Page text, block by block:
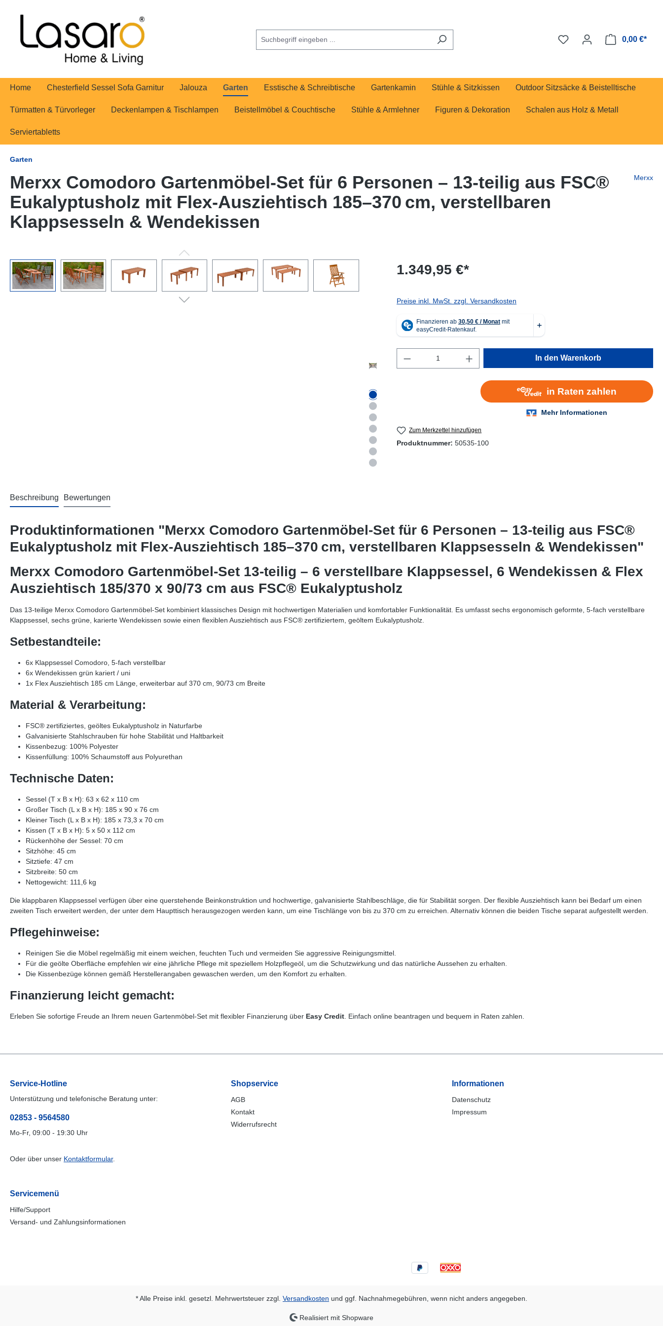
0,00 €*
Home Chesterfield Sessel Sofa Garnitur Jalouza Garten Esstische & Schreibtische Gartenkamin Stühle & Sitzkissen Outdoor Sitzsäcke & Beistelltische
Türmatten & Türvorleger Deckenlampen & Tischlampen Beistellmöbel & Couchtische Stühle & Armlehner Figuren & Dekoration Schalen aus Holz & Metall
Serviertabletts
Garten
Merxx Comodoro Gartenmöbel-Set für 6 Personen – 13-teilig aus FSC®
Eukalyptusholz mit Flex-Ausziehtisch 185–370 cm, verstellbaren
Klappsesseln & Wendekissen
Merxx
Bildergalerie überspringen 1.349,95 €*
Preise inkl. MwSt. zzgl. Versandkosten
Produkt Anzahl: Gib den gewünschten Wert ein
In den Warenkorb
Zum Merkzettel hinzufügen
Produktnummer: 50535-100
Beschreibung Bewertungen
Produktinformationen "Merxx Comodoro Gartenmöbel-Set für 6 Personen – 13-teilig aus FSC®
Eukalyptusholz mit Flex-Ausziehtisch 185–370 cm, verstellbaren Klappsesseln & Wendekissen"
Merxx Comodoro Gartenmöbel-Set 13-teilig – 6 verstellbare Klappsessel, 6 Wendekissen & Flex
Ausziehtisch 185/370 x 90/73 cm aus FSC® Eukalyptusholz
Das 13-teilige Merxx Comodoro Gartenmöbel-Set kombiniert klassisches Design mit hochwertigen Materialien und komfortabler Funktionalität. Es umfasst sechs ergonomisch geformte, 5-fach verstellbare
Klappsessel, sechs grüne, karierte Wendekissen sowie einen flexiblen Ausziehtisch aus FSC® zertifiziertem, geöltem Eukalyptusholz.
Setbestandteile:
6x Klappsessel Comodoro, 5-fach verstellbar
6x Wendekissen grün kariert / uni
1x Flex Ausziehtisch 185 cm Länge, erweiterbar auf 370 cm, 90/73 cm Breite
Material & Verarbeitung:
FSC® zertifiziertes, geöltes Eukalyptusholz in Naturfarbe
Galvanisierte Stahlschrauben für hohe Stabilität und Haltbarkeit
Kissenbezug: 100% Polyester
Kissenfüllung: 100% Schaumstoff aus Polyurethan
Technische Daten:
Sessel (T x B x H): 63 x 62 x 110 cm
Großer Tisch (L x B x H): 185 x 90 x 76 cm
Kleiner Tisch (L x B x H): 185 x 73,3 x 70 cm
Kissen (T x B x H): 5 x 50 x 112 cm
Rückenhöhe der Sessel: 70 cm
Sitzhöhe: 45 cm
Sitztiefe: 47 cm
Sitzbreite: 50 cm
Nettogewicht: 111,6 kg
Die klappbaren Klappsessel verfügen über eine querstehende Beinkonstruktion und hochwertige, galvanisierte Stahlbeschläge, die für Stabilität sorgen. Der flexible Ausziehtisch kann bei Bedarf um einen
zweiten Tisch erweitert werden, der unter dem Haupttisch herausgezogen werden kann, um eine Tischlänge von bis zu 370 cm zu erreichen. Alternativ können die beiden Tische separat aufgestellt werden.
Pflegehinweise:
Reinigen Sie die Möbel regelmäßig mit einem weichen, feuchten Tuch und vermeiden Sie aggressive Reinigungsmittel.
Für die geölte Oberfläche empfehlen wir eine jährliche Pflege mit speziellem Holzpflegeöl, um die Schutzwirkung und das natürliche Aussehen zu erhalten.
Die Kissenbezüge können gemäß Herstellerangaben gewaschen werden, um den Komfort zu erhalten.
Finanzierung leicht gemacht:
Erleben Sie sofortige Freude an Ihrem neuen Gartenmöbel-Set mit flexibler Finanzierung über Easy Credit . Einfach online beantragen und bequem in Raten zahlen.
Service-Hotline
Unterstützung und telefonische Beratung unter:
02853 - 9564580
Mo-Fr, 09:00 - 19:30 Uhr
Oder über unser Kontaktformular.
Shopservice
AGB
Kontakt
Widerrufsrecht
Informationen
Datenschutz
Impressum
Servicemenü
Hilfe/Support
Versand- und Zahlungsinformationen
* Alle Preise inkl. gesetzl. Mehrwertsteuer zzgl. Versandkosten und ggf. Nachnahmegebühren, wenn nicht anders angegeben.
Realisiert mit Shopware